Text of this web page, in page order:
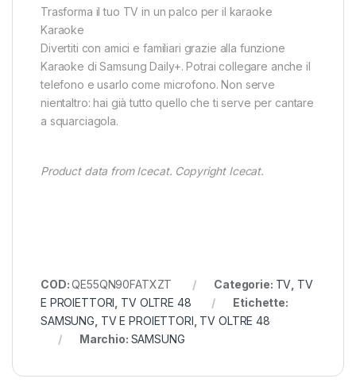
Trasforma il tuo TV in un palco per il karaoke
Karaoke
Divertiti con amici e familiari grazie alla funzione
Karaoke di Samsung Daily+. Potrai collegare anche il
telefono e usarlo come microfono. Non serve
nientaltro: hai già tutto quello che ti serve per cantare
a squarciagola.
Product data from Icecat. Copyright Icecat.
COD:QE55QN90FATXZT Categorie: TV TV
E PROIETTORI TV OLTRE 48
Etichette:
SAMSUNG TV E PROIETTORI TV OLTRE 48
Marchio: SAMSUNG